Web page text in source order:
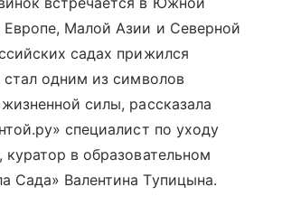
Европе, Малой Азии и Северной
садах прижился
стал одним из символов
силы, рассказала
специалист по уходу
куратор в образовательном
Сада» Валентина Тупицына.